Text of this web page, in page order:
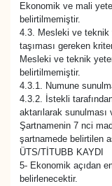
Ekonomik ve mali
belirtilmemiştir.
4.3. Mesleki ve teknik
taşıması gereken
Mesleki ve teknik
belirtilmemiştir.
4.3.1. Numune
4.3.2. İstekli
aktarılarak
Şartnamenin 7 nci
şartnamede belirtilen
ÜTS/TİTUBB KAYDI
5- Ekonomik açıdan
belirlenecektir.